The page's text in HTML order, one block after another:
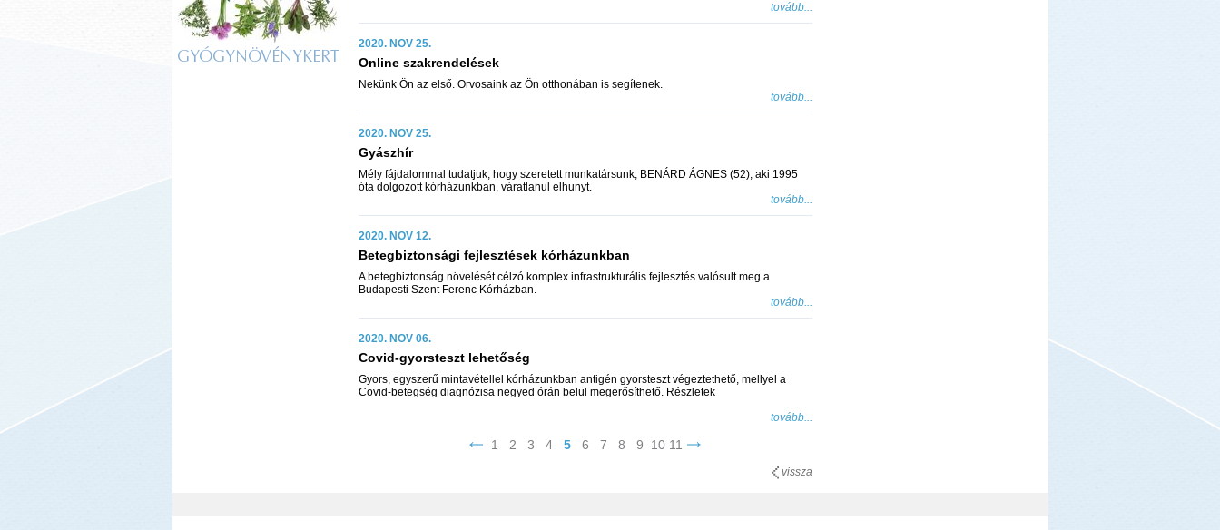
GYÓGYNÖVÉNYKERT
tovább...
2020. NOV 25.
Online szakrendelések
Nekünk Ön az első. Orvosaink az Ön otthonában is segítenek.
tovább...
2020. NOV 25.
Gyászhír
Mély fájdalommal tudatjuk, hogy szeretett munkatársunk, BENÁRD ÁGNES (52), aki 1995
óta dolgozott kórházunkban, váratlanul elhunyt.
tovább...
2020. NOV 12.
Betegbiztonsági fejlesztések kórházunkban
A betegbiztonság növelését célzó komplex infrastrukturális fejlesztés valósult meg a
Budapesti Szent Ferenc Kórházban.
tovább...
2020. NOV 06.
Covid-gyorsteszt lehetőség
Gyors, egyszerű mintavétellel kórházunkban antigén gyorsteszt végeztethető, mellyel a
Covid-betegség diagnózisa negyed órán belül megerősíthető. Részletek
tovább...
1 2 3 4 5 6 7 8 9 10 11
vissza